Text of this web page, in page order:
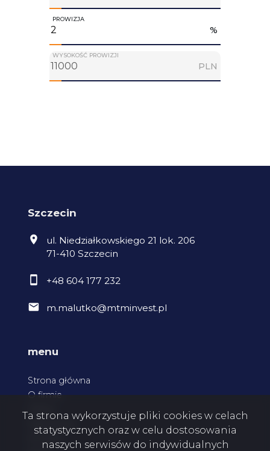
PROWIZJA
%
WYSOKOŚĆ PROWIZJI
PLN
Szczecin
ul. Niedziałkowskiego 21 lok. 206
71-410 Szczecin
+48 604 177 232
m.malutko@mtminvest.pl
menu
Strona główna
O firmie
Kontakt
Ta strona wykorzystuje pliki cookies w celach
statystycznych oraz w celu dostosowania
naszych serwisów do indywidualnych